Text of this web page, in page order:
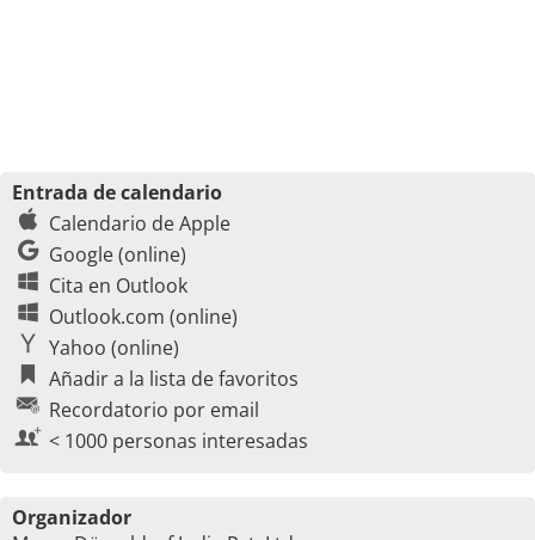
Entrada de calendario
Calendario de Apple
Google (online)
Cita en Outlook
Outlook.com (online)
Yahoo (online)
Añadir a la lista de favoritos
Recordatorio por email
< 1000 personas interesadas
Organizador